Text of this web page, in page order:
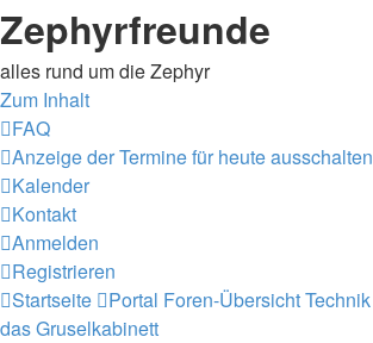
Zephyrfreunde
alles rund um die Zephyr
Zum Inhalt
FAQ
Anzeige der Termine für heute ausschalten
Kalender
Kontakt
Anmelden
Registrieren
Startseite
Portal Foren-ÜbersichtTechnik
das Gruselkabinett